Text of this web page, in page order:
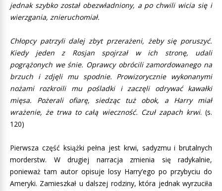
jednak szybko został obezwładniony, a po chwili wicia się i
wierzgania, znieruchomiał.
Chłopcy patrzyli dalej zbyt przerażeni, żeby się poruszyć.
Kiedy jeden z Rosjan spojrzał w ich stronę, udali
pogrążonych we śnie. Oprawcy obrócili zamordowanego na
brzuch i zdjęli mu spodnie. Prowizorycznie wykonanymi
nożami rozkroili mu pośladki i zaczęli odrywać kawałki
mięsa. Pożerali ofiarę, siedząc tuż obok, a Harry miał
wrażenie, że trwa to całą wieczność. Czuł zapach krwi. (s.
120)
Pierwsza część książki pełna jest krwi, sadyzmu i brutalnych
morderstw. W drugiej narracja zmienia się radykalnie,
ponieważ tam autor opisuje losy Harry’ego po przybyciu do
Ameryki. Zamieszkał u dalszej rodziny, która jednak wyrzuciła